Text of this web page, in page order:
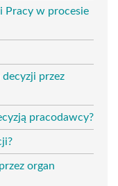
Pracy w procesie
przez
pracodawcy?
organ